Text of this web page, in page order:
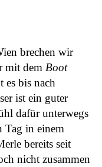
brechen wir
mit dem Boot
es bis nach
ist ein guter
dafür unterwegs
Tag in einem
bereits seit
nicht zusammen